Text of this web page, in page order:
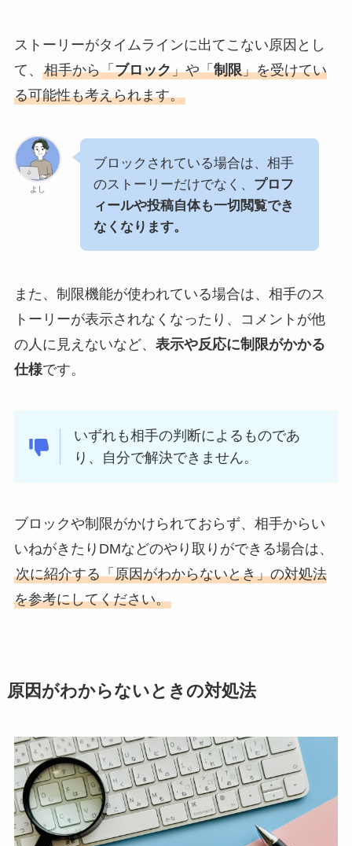
ストーリーがタイムラインに出てこない原因とし
て、 相手から「ブロック」や「制限」を受けてい
る可能性も考えられます。
よし
ブロックされている場合は、相手
のストーリーだけでなく、 プロフ
ィールや投稿自体も一切閲覧でき
なくなります。
また、制限機能が使われている場合は、相手のス
トーリーが表示されなくなったり、コメントが他
の人に見えないなど、 表示や反応に制限がかかる
仕様です。
いずれも相手の判断によるものであ
り、自分で解決できません。
ブロックや制限がかけられておらず、相手からい
いねがきたりDMなどのやり取りができる場合は、
次に紹介する「原因がわからないとき」の対処法
を参考にしてください。
原因がわからないときの対処法